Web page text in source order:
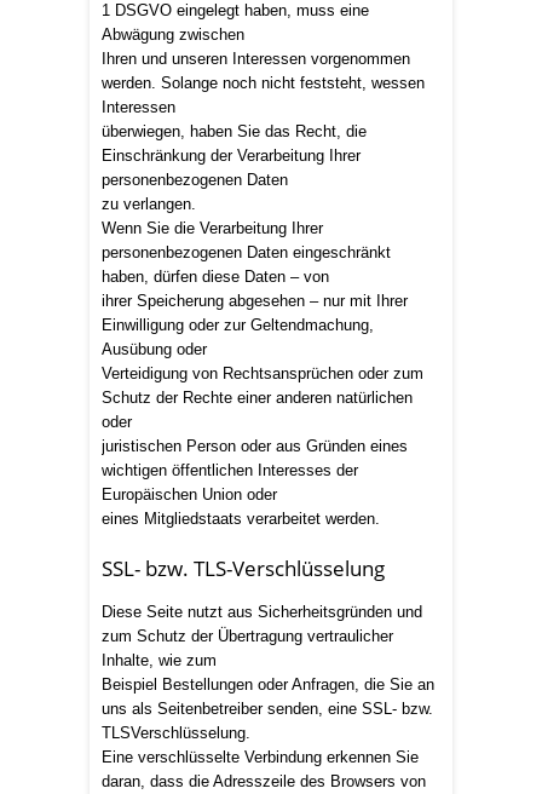
1 DSGVO eingelegt haben, muss eine
Abwägung zwischen
Ihren und unseren Interessen vorgenommen
werden. Solange noch nicht feststeht, wessen
Interessen
überwiegen, haben Sie das Recht, die
Einschränkung der Verarbeitung Ihrer
personenbezogenen Daten
zu verlangen.
Wenn Sie die Verarbeitung Ihrer
personenbezogenen Daten eingeschränkt
haben, dürfen diese Daten – von
ihrer Speicherung abgesehen – nur mit Ihrer
Einwilligung oder zur Geltendmachung,
Ausübung oder
Verteidigung von Rechtsansprüchen oder zum
Schutz der Rechte einer anderen natürlichen
oder
juristischen Person oder aus Gründen eines
wichtigen öffentlichen Interesses der
Europäischen Union oder
eines Mitgliedstaats verarbeitet werden.
SSL- bzw. TLS-Verschlüsselung
Diese Seite nutzt aus Sicherheitsgründen und
zum Schutz der Übertragung vertraulicher
Inhalte, wie zum
Beispiel Bestellungen oder Anfragen, die Sie an
uns als Seitenbetreiber senden, eine SSL- bzw.
TLSVerschlüsselung.
Eine verschlüsselte Verbindung erkennen Sie
daran, dass die Adresszeile des Browsers von